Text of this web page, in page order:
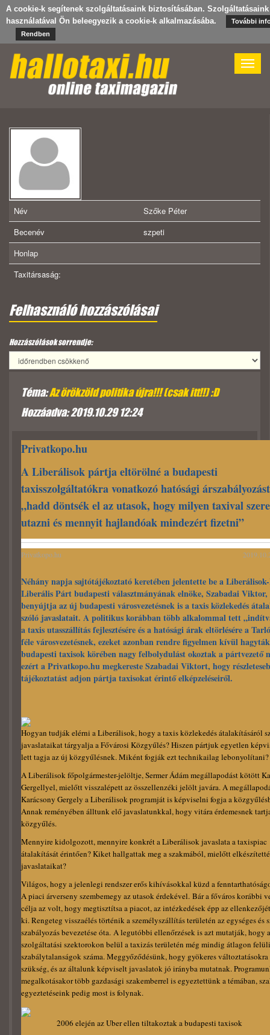
A cookie-k segítenek szolgáltatásaink biztosításában. Szolgáltatásaink
használatával Ön beleegyezik a cookie-k alkalmazásába.
További
Rendben
Toggle
Név
Szőke Péter
Becenév
szpeti
Honlap
Taxitársaság:
Felhasználó hozzászólásai
Hozzászólások sorrendje:
Téma:Az örökzöld politika újra!!! (csak itt!!) :D
Hozzáadva: 2019.10.29 12:24
Privatkopo.hu
A Liberálisok pártja eltörölné a budapesti
taxisszolgáltatókra vonatkozó hatósági
„hadd döntsék el az utasok, hogy milyen taxival
utazni és mennyit hajlandóak mindezért fizetni”
Privatkopo.hu
Néhány napja sajtótájékoztató keretében jelentette be a
Liberális Párt budapesti választmányának elnöke, Szabadai Viktor,
benyújtja az új budapesti városvezetésnek is a taxis közlekedés
szóló javaslatait. A politikus korábban több alkalommal tett
a taxis utasszállítás fejlesztésére és a hatósági árak eltörlésére a
féle városvezetésnek, ezeket azonban rendre figyelmen kívül
budapesti taxisok körében nagy felbolydulást okoztak a pártvezető
ezért a Privatkopo.hu megkereste Szabadai Viktort, hogy
tájékoztatást adjon pártja taxisokat érintő elképzeléseiről.
Hogyan tudják elérni a Liberálisok, hogy a taxis közlekedés átalakításáról
javaslataikat tárgyalja a Fővárosi Közgyűlés? Hiszen pártjuk egyetlen
lett tagja az új közgyűlésnek. Miként fogják ezt technikailag lebonyolítani?
A Liberálisok főpolgármester-jelöltje, Sermer Ádám megállapodást kötött
Gergellyel, mielőtt visszalépett az összellenzéki jelölt javára. A
Karácsony Gergely a Liberálisok programját is képviselni fogja a
Annak reményében álltunk elő javaslatunkkal, hogy vitára érdemesnek
közgyűlés.
Mennyire kidolgozott, mennyire konkrét a Liberálisok javaslata a taxispiac
átalakítását érintően? Kiket hallgattak meg a szakmából, mielőtt
javaslataikat?
Világos, hogy a jelenlegi rendszer erős kihívásokkal küzd a
A piaci árverseny szembemegy az utasok érdekével. Bár a főváros korábbi
célja az volt, hogy megtisztítsa a piacot, az intézkedések épp az
ki. Rengeteg visszaélés történik a személyszállítás területén az egységes és
szabályozás bevezetése óta. A legutóbbi ellenőrzések is azt mutatják, hogy a
szolgáltatási szektorokon belül a taxizás területén még mindig átlagon
szabálytalanságok száma. Meggyőződésünk, hogy gyökeres
szükség, és az általunk képviselt javaslatok jó irányba mutatnak.
megalkotásakor több gazdasági szakemberrel is egyeztettünk a témában,
egyeztetéseink pedig most is folynak.
2006 elején az Uber ellen tiltakoztak a budapesti taxisok